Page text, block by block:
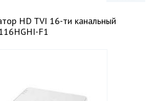
HD TVI 16-ти канальный
F1